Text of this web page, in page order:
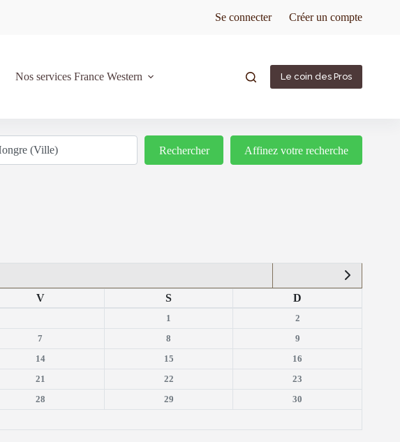
Se connecter Créer un compte
Nos services France Western Le coin des Pros
RechercherRechercherAffinez votre recherche
V S D
1
2
7 8
9
14 15
16
21 22
23
28 29
30